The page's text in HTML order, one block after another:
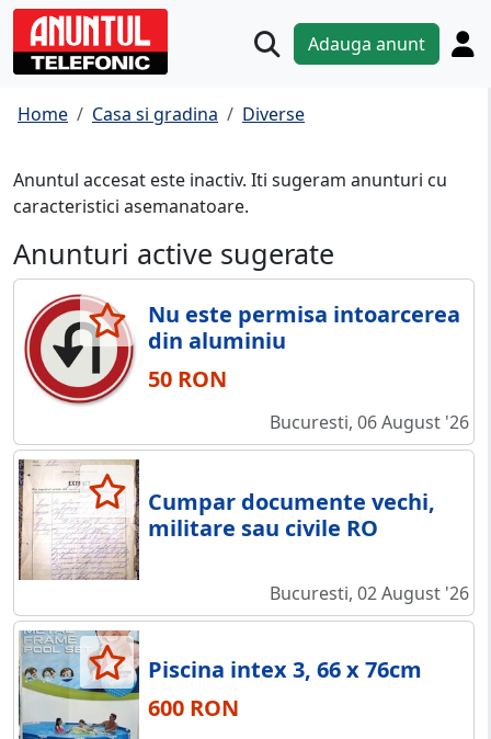
Adauga anunt
Home Casa si gradina Diverse
Anuntul accesat este inactiv. Iti sugeram anunturi cu
caracteristici asemanatoare.
Anunturi active sugerate
Nu este permisa intoarcerea
din aluminiu
50 RON
Bucuresti, 06 August '26
Cumpar documente vechi,
militare sau civile RO
Bucuresti, 02 August '26
Piscina intex 3, 66 x 76cm
600 RON